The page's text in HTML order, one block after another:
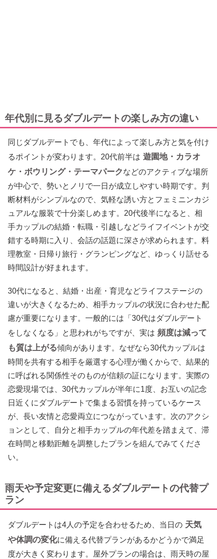
年代別に見るダブルデートの楽しみ方の違い
同じダブルデートでも、年代によって楽しみ方と気を付け
るポイントが変わります。20代前半は 遊園地・カラオ
ケ・ボウリング・テーマパークなどのアクティブな場所
が中心で、勢いとノリで一日が成立しやすい時期です。判
断材料がシンプルなので、気軽な誘い方とフェミニンカジ
ュアルな服装で十分楽しめます。20代後半になると、相
手カップルの結婚・転職・引越しなどライフイベントが交
錯する時期に入り、会話の話題に深さが求められます。料
理教室・日帰り旅行・グランピングなど、ゆっくり話せる
時間設計が好まれます。
30代になると、結婚・出産・育児などライフステージの
違いが大きくなるため、相手カップルの状況に合わせた配
慮が重要になります。一般的には「30代はダブルデート
をしなくなる」と思われがちですが、実は 頻度は減って
も質は上がる傾向があります。なぜなら30代カップルは
時間を共有する相手を厳選する心理が働くからで、結果的
に呼ばれる関係性そのものが信頼の証になります。実際の
恋愛現場では、30代カップルが半年に1度、お互いの記念
日近くにダブルデートで集まる習慣を持っているケース
が、長い友情と恋愛両立につながっています。次のアクシ
ョンとして、自分と相手カップルの年代差を踏まえて、滞
在時間と移動距離を調整したプランを組んでみてくださ
い。
雨天や予定変更に備えるダブルデートの代替プ
ラン
ダブルデートは4人の予定を合わせるため、当日の 天気
や体調の変化に備える代替プランがあるかどうかで満足
度が大きく変わります。屋外プランの場合は、雨天時の屋